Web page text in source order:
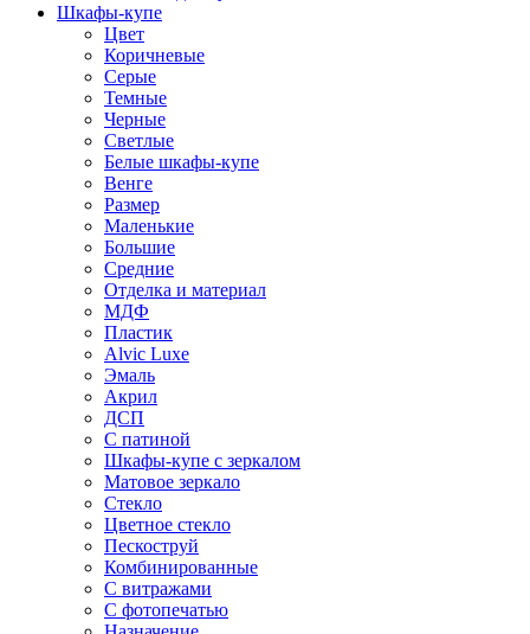
Шкафы-купе
Цвет
Коричневые
Серые
Темные
Черные
Светлые
Белые шкафы-купе
Венге
Размер
Маленькие
Большие
Средние
Отделка и материал
МДФ
Пластик
Alvic Luxe
Эмаль
Акрил
ДСП
С патиной
Шкафы-купе с зеркалом
Матовое зеркало
Стекло
Цветное стекло
Пескоструй
Комбинированные
С витражами
С фотопечатью